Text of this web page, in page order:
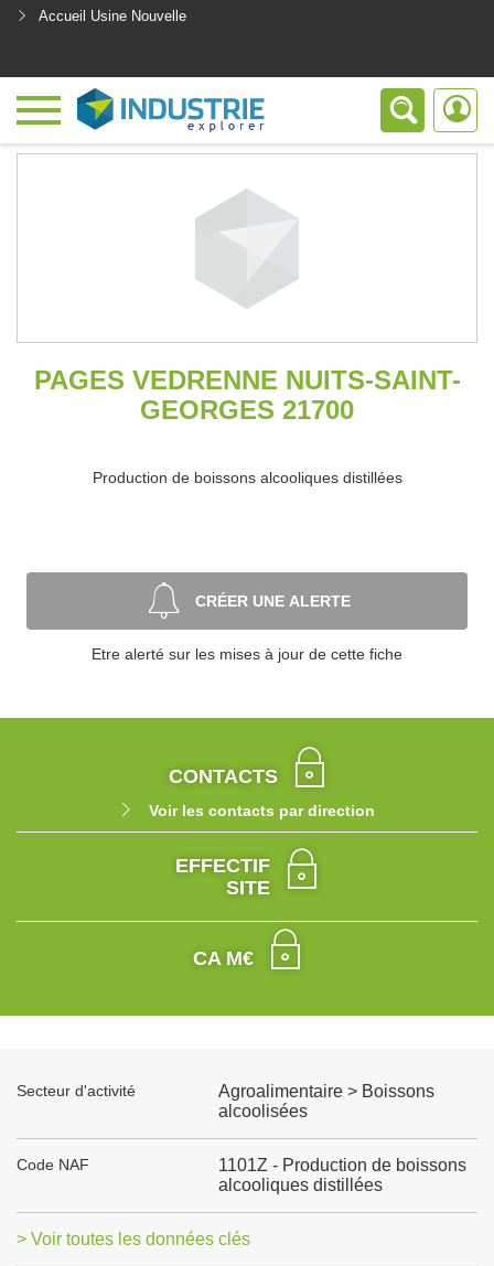
Accueil Usine Nouvelle
PAGES VEDRENNE NUITS-SAINT-
GEORGES 21700
Production de boissons alcooliques distillées
CRÉER UNE ALERTE
Etre alerté sur les mises à jour de cette fiche
CONTACTS
Voir les contacts par direction
EFFECTIF
SITE
CA M€
Secteur d'activité
Agroalimentaire > Boissons
alcoolisées
Code NAF
1101Z - Production de boissons
alcooliques distillées
> Voir toutes les données clés